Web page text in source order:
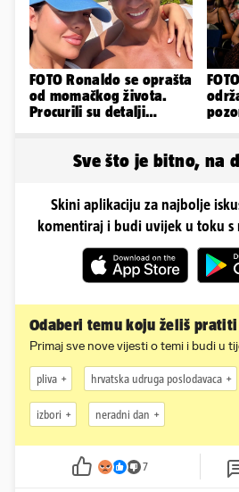
FOTO Ronaldo se oprašta
od momačkog života.
Procurili su detalji
Sve što je bitno, na
Skini aplikaciju za najbolje
komentiraj i budi uvijek u toku s
Odaberi temu koju želiš pratiti
Primaj sve nove vijesti o temi i budi u
pliva hrvatska udruga poslodavaca
izbori neradni dan
7